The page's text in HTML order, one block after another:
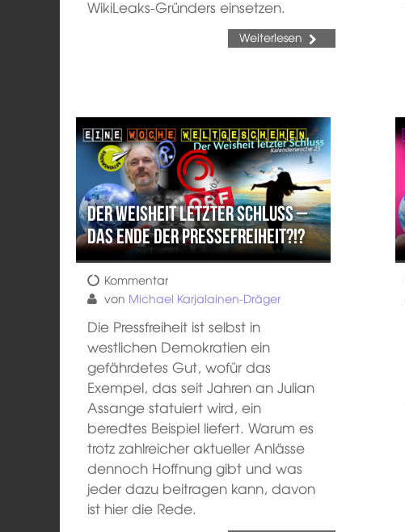
WikiLeaks-Gründers einsetzen.
Weiterlesen
Der Weisheit letzter Schluss –
Das Ende der Pressefreiheit?!?
Kommentar
von Michael Karjalainen-Dräger
Die Pressfreiheit ist selbst in
westlichen Demokratien ein
gefährdetes Gut, wofür das
Exempel, das seit Jahren an Julian
Assange statuiert wird, ein
beredtes Beispiel liefert. Warum es
trotz zahlreicher aktueller Anlässe
dennoch Hoffnung gibt und was
jeder dazu beitragen kann, davon
ist hier die Rede.